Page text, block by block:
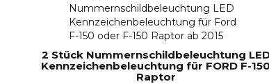
2 Stück Nummernschildbeleuchtung
Kennzeichenbeleuchtung für FORD F-150
Raptor